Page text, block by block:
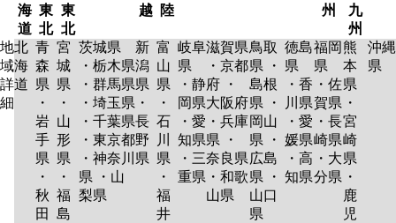
海
道
東
北
東
北
越 陸
州
九
州
地
域
詳
細
北
海
道
青
森
県
・
岩
手
県
・
秋
田
宮
城
県
・
山
形
県
・
福
島
茨城県
・栃木県
・群馬県
・埼玉県
・千葉県
・東京都
・神奈川
県 ・山
梨県
新
潟
県
・
長
野
県
富
山
県
・
石
川
県
・
福
井
岐阜
県
・静
岡県
・愛
知県
・三
重県
滋賀県
・京都
府 ・
大阪府
・兵庫
県 ・
奈良県
・和歌
山県
鳥取
県 ・
島根
県 ・
岡山
県 ・
広島
県 ・
山口
県
徳島
県
・香
川県
・愛
媛県
・高
知県
福岡
県
・佐
賀県
・長
崎県
・大
分県
熊
本
県
・
宮
崎
県
・
鹿
児
沖縄
県